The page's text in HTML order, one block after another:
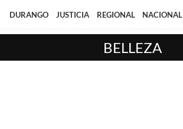
DURANGO JUSTICIA REGIONAL NACIONAL
BELLEZA